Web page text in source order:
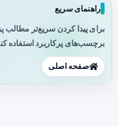
راهنمای سریع
برای پیدا کردن سریع‌تر مطالب
برچسب‌های پرکاربرد استفاده
صفحه اصلی